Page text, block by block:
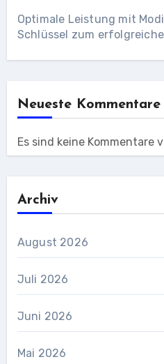
Optimale Leistung mit
Schlüssel zum
Neueste Kommentare
Es sind keine Kommentare
Archiv
August 2026
Juli 2026
Juni 2026
Mai 2026